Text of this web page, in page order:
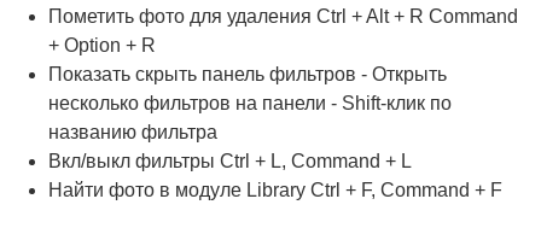
Пометить фото для удаления Ctrl + Alt + R Command
+ Option + R
Показать скрыть панель фильтров - Открыть
несколько фильтров на панели - Shift-клик по
названию фильтра
Вкл/выкл фильтры Ctrl + L, Command + L
Найти фото в модуле Library Ctrl + F, Command + F